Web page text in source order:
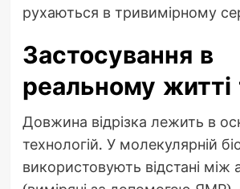
рухаються в тривимірному
Застосування в
реальному житті
Довжина відрізка лежить в
технологій. У молекулярній
використовують відстані між